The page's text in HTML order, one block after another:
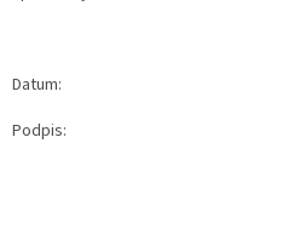
Datum:
Podpis: